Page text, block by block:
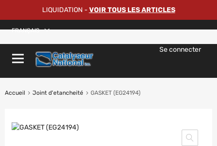
LIQUIDATION - VOIR TOUS LES ARTICLES
FRANÇAIS
Se connecter
Accueil Joint d'etancheité GASKET (EG24194)